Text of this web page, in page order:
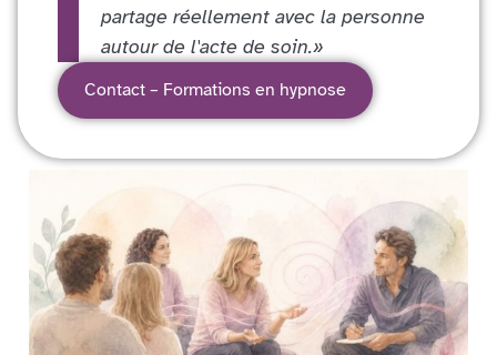
partage réellement avec la personne
autour de l'acte de soin.»
Contact – Formations en hypnose